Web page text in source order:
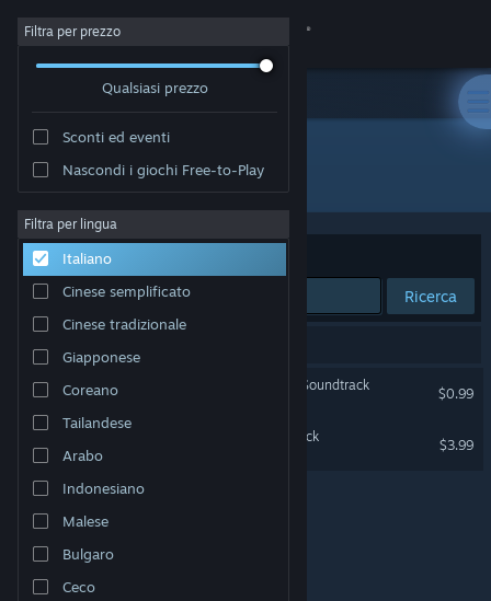
Accedi
Informazioni
Assistenza
Cambia la lingua
Ottieni l'app mobile di Steam
Visualizza il sito web per desktop
Filtra per prezzo
Qualsiasi prezzo
Sconti ed eventi
Nascondi i giochi Free-to-Play
Filtra per lingua
Italiano
Cinese semplificato
Cinese tradizionale
Giapponese
Coreano
Tailandese
Arabo
Indonesiano
Malese
Bulgaro
Ceco
Sviluppatore: Tom Stoffel
Ordina per Rilevanza
Ricerca
Blade Symphony Original Soundtrack
$0.99
Galacide Original Soundtrack
$3.99